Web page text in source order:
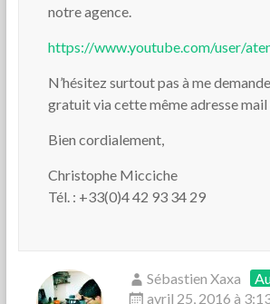
notre agence.
https://www.youtube.com/user/
N’hésitez surtout pas à me
gratuit via cette même adresse mail
Bien cordialement,
Christophe Micciche
Tél. : +33(0)4 42 93 34 29
Sébastien Xaxa
avril 25, 2016 à